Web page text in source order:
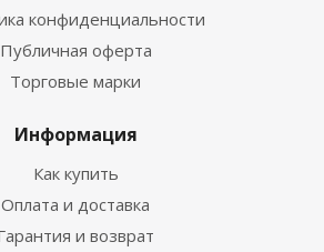
конфиденциальности
Публичная оферта
Торговые марки
Информация
Как купить
Оплата и доставка
и возврат